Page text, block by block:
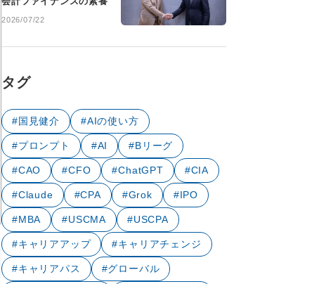
2026/07/22
タグ
#国見健介 #AIの使い方
#プロンプト #AI #Bリーグ
#CAO #CFO #ChatGPT #CIA
#Claude #CPA #Grok #IPO
#MBA #USCMA #USCPA
#キャリアアップ #キャリアチェンジ
#キャリアパス #グローバル